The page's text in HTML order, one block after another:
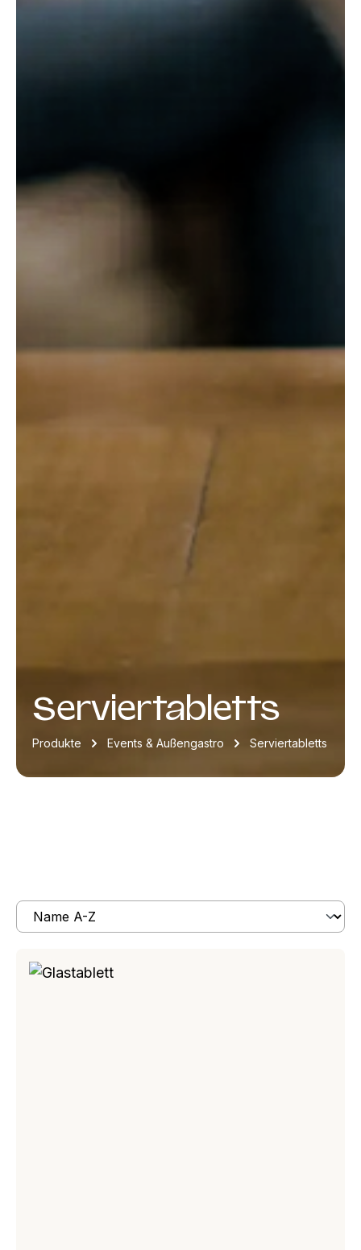
Serviertabletts
Produkte Events & Außengastro Serviertabletts